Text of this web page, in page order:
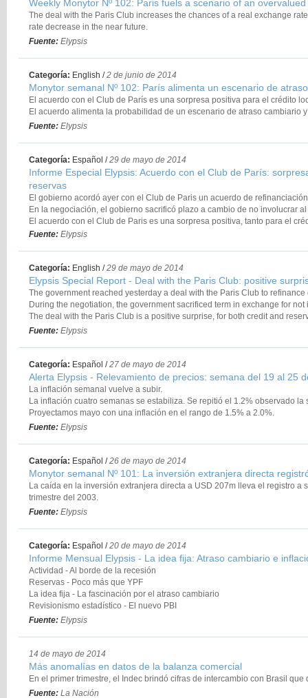
Weekly Monytor Nº 102: Paris fuels a scenario of an
The deal with the Paris Club increases the chances of a real exchange
rate decrease in the near future.
Fuente: Elypsis
Categoría: English /2 de junio de 2014
Monytor semanal Nº 102: París alimenta un escenario de
El acuerdo con el Club de París es una sorpresa positiva para el crédito
El acuerdo alimenta la probabilidad de un escenario de atraso cambiario
Fuente: Elypsis
Categoría: Español /29 de mayo de 2014
Informe Especial Elypsis: Acuerdo con el Club de París:
reservas
El gobierno acordó ayer con el Club de Paris un acuerdo de
En la negociación, el gobierno sacrificó plazo a cambio de no involucrar al
El acuerdo con el Club de Paris es una sorpresa positiva, tanto para el
Fuente: Elypsis
Categoría: English /29 de mayo de 2014
Elypsis Special Report - Deal with the Paris Club: positive
The government reached yesterday a deal with the Paris Club to refinance
During the negotiation, the government sacrificed term in exchange for not
The deal with the Paris Club is a positive surprise, for both credit and
Fuente: Elypsis
Categoría: Español /27 de mayo de 2014
Alerta Elypsis - Relevamiento de precios: semana del 19 al 25
La inflación semanal vuelve a subir.
La inflación cuatro semanas se estabiliza. Se repitió el 1.2% observado la
Proyectamos mayo con una inflación en el rango de 1.5% a 2.0%.
Fuente: Elypsis
Categoría: Español /26 de mayo de 2014
Monytor semanal Nº 101: La inversión extranjera directa
La caída en la inversión extranjera directa a USD 207m lleva el registro a
trimestre del 2003.
Fuente: Elypsis
Categoría: Español /20 de mayo de 2014
Informe Mensual Elypsis - La idea fija: Atraso cambiario e
Actividad - Al borde de la recesión
Reservas - Poco más que YPF
La idea fija - La fascinación por el atraso cambiario
Revisionismo estadístico - El nuevo PBI
Estrategia
Fuente: Elypsis
14 de mayo de 2014
Más anomalías en datos de la balanza comercial
En el primer trimestre, el Indec brindó cifras de intercambio con Brasil
Fuente: La Nación